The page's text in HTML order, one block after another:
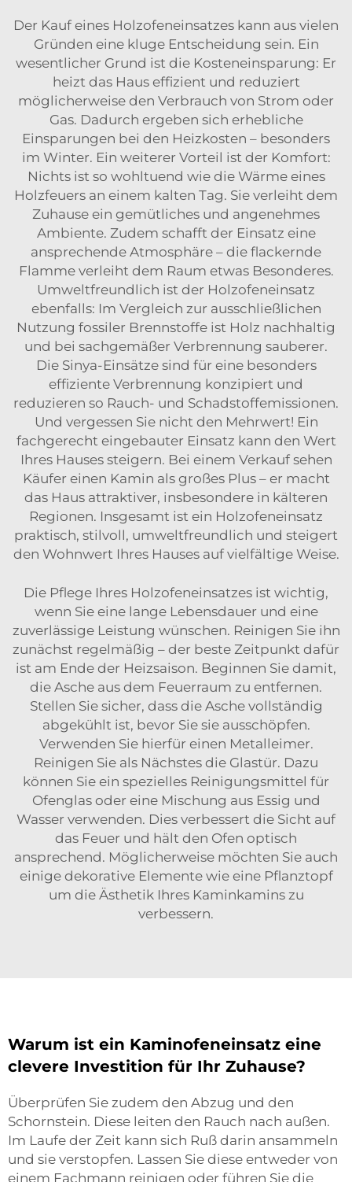
Der Kauf eines Holzofeneinsatzes kann aus vielen
Gründen eine kluge Entscheidung sein. Ein
wesentlicher Grund ist die Kosteneinsparung: Er
heizt das Haus effizient und reduziert
möglicherweise den Verbrauch von Strom oder
Gas. Dadurch ergeben sich erhebliche
Einsparungen bei den Heizkosten – besonders
im Winter. Ein weiterer Vorteil ist der Komfort:
Nichts ist so wohltuend wie die Wärme eines
Holzfeuers an einem kalten Tag. Sie verleiht dem
Zuhause ein gemütliches und angenehmes
Ambiente. Zudem schafft der Einsatz eine
ansprechende Atmosphäre – die flackernde
Flamme verleiht dem Raum etwas Besonderes.
Umweltfreundlich ist der Holzofeneinsatz
ebenfalls: Im Vergleich zur ausschließlichen
Nutzung fossiler Brennstoffe ist Holz nachhaltig
und bei sachgemäßer Verbrennung sauberer.
Die Sinya-Einsätze sind für eine besonders
effiziente Verbrennung konzipiert und
reduzieren so Rauch- und Schadstoffemissionen.
Und vergessen Sie nicht den Mehrwert! Ein
fachgerecht eingebauter Einsatz kann den Wert
Ihres Hauses steigern. Bei einem Verkauf sehen
Käufer einen Kamin als großes Plus – er macht
das Haus attraktiver, insbesondere in kälteren
Regionen. Insgesamt ist ein Holzofeneinsatz
praktisch, stilvoll, umweltfreundlich und steigert
den Wohnwert Ihres Hauses auf vielfältige Weise.
Die Pflege Ihres Holzofeneinsatzes ist wichtig,
wenn Sie eine lange Lebensdauer und eine
zuverlässige Leistung wünschen. Reinigen Sie ihn
zunächst regelmäßig – der beste Zeitpunkt dafür
ist am Ende der Heizsaison. Beginnen Sie damit,
die Asche aus dem Feuerraum zu entfernen.
Stellen Sie sicher, dass die Asche vollständig
abgekühlt ist, bevor Sie sie ausschöpfen.
Verwenden Sie hierfür einen Metalleimer.
Reinigen Sie als Nächstes die Glastür. Dazu
können Sie ein spezielles Reinigungsmittel für
Ofenglas oder eine Mischung aus Essig und
Wasser verwenden. Dies verbessert die Sicht auf
das Feuer und hält den Ofen optisch
ansprechend. Möglicherweise möchten Sie auch
einige dekorative Elemente wie eine Pflanztopf
um die Ästhetik Ihres Kaminkamins zu
verbessern.
Warum ist ein Kaminofeneinsatz eine
clevere Investition für Ihr Zuhause?
Überprüfen Sie zudem den Abzug und den
Schornstein. Diese leiten den Rauch nach außen.
Im Laufe der Zeit kann sich Ruß darin ansammeln
und sie verstopfen. Lassen Sie diese entweder von
einem Fachmann reinigen oder führen Sie die